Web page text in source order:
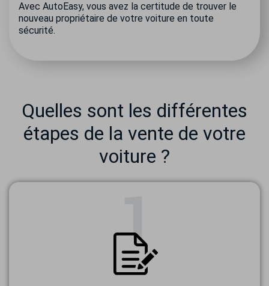
Avec AutoEasy, vous avez la certitude de trouver le
nouveau propriétaire de votre voiture en toute
sécurité.
Quelles sont les différentes
étapes de la vente de votre
voiture ?